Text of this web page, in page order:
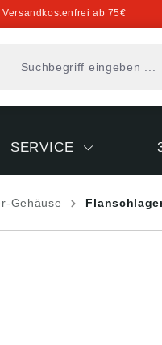
Versandkostenfrei ab 75€
SERVICE
Gehäuse